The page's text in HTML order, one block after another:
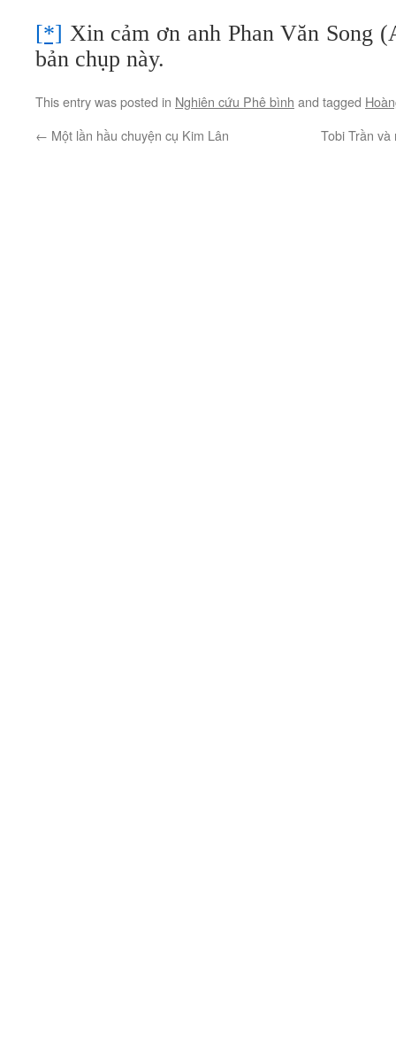
[*] Xin cảm ơn anh Phan Văn Song
bản chụp này.
This entry was posted in Nghiên cứu Phê bình and tagged
← Một lần hầu chuyện cụ Kim Lân Tobi Trần và